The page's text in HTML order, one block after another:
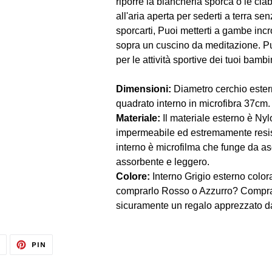
all'aria aperta per sederti a terra
sporcarti, Puoi metterti a gambe
sopra un cuscino da meditazione.
per le attività sportive dei tuoi
Dimensioni: Diametro cerchio
quadrato interno in microfibra 37cm.
Materiale: Il materiale esterno è
impermeabile ed estremamente
interno è microfilma che funge da
assorbente e leggero.
Colore: Interno Grigio esterno
comprarlo Rosso o Azzurro?
sicuramente un regalo apprezzato
TWITTA PIN